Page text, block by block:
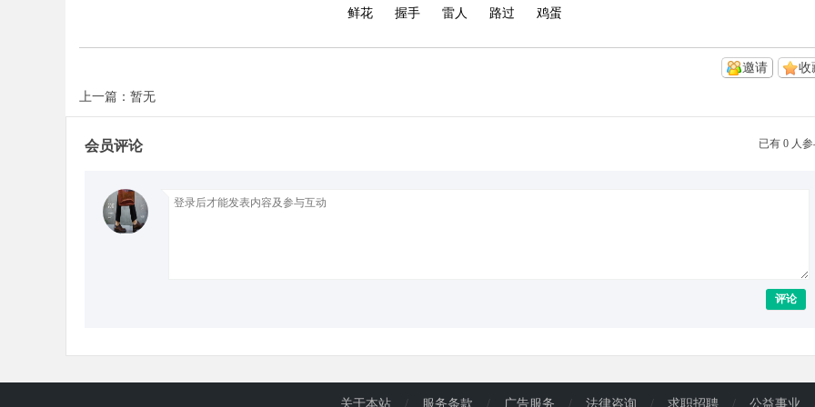
鲜花 握手 雷人 路过 鸡蛋
收
邀请
上一篇：暂无
已有 0 人
会员评论
评论
关于本站 / 服务条款 / 广告服务 / 法律咨询 / 求职招聘 / 公益事业